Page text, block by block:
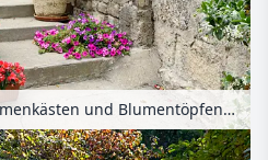
Begonien (Begonia) in Blumenkästen und Blumentöpfen, Arles, Frankreich